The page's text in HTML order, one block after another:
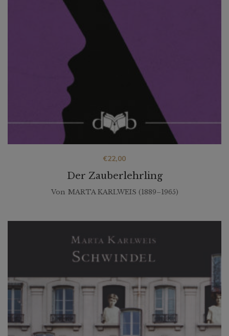
Der Zauberlehrling
€22,00
Von MARTA KARLWEIS (1889–1965)